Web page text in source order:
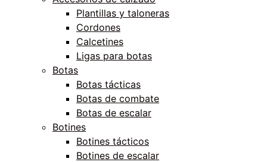
Plantillas y taloneras
Cordones
Calcetines
Ligas para botas
Botas
Botas tácticas
Botas de combate
Botas de escalar
Botines
Botines tácticos
Botines de escalar